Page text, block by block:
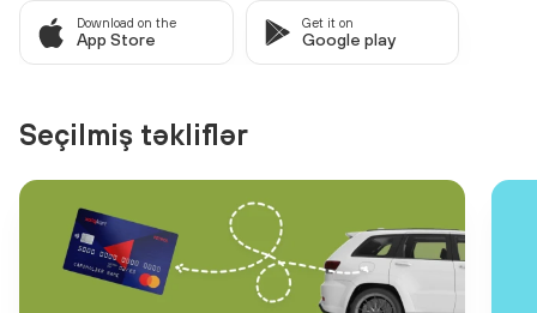
Download on the
App Store
Get it on
Google play
Seçilmiş təkliflər